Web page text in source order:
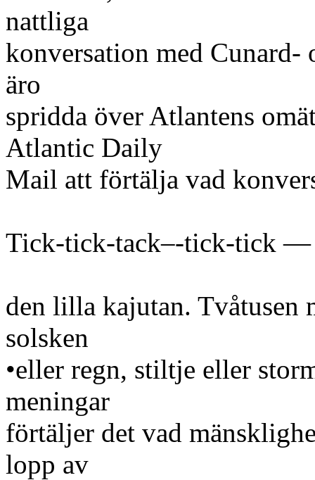
nattliga
konversation med
äro
spridda över Atlantens
Atlantic Daily
Mail att förtälja vad
Tick-tick-tack–-tick-tick —
den lilla kajutan. Tvåtusen
solsken
•eller regn, stiltje eller
meningar
förtäljer det vad
lopp av